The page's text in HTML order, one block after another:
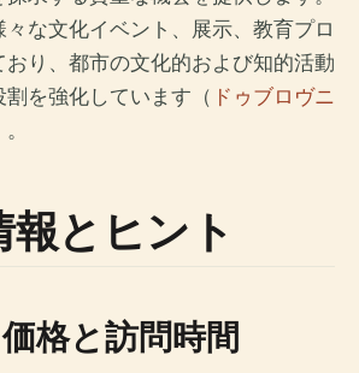
な文化イベント、展示、教育プロ
おり、都市の文化的および知的活動
を強化しています（ ドゥブロヴニ
とヒント
格と訪問時間